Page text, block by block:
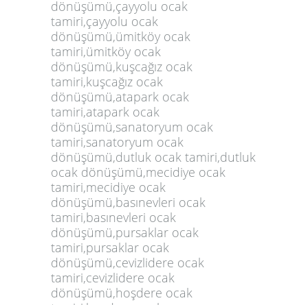
dönüşümü,çayyolu ocak
tamiri,çayyolu ocak
dönüşümü,ümitköy ocak
tamiri,ümitköy ocak
dönüşümü,kuşcağız ocak
tamiri,kuşcağız ocak
dönüşümü,atapark ocak
tamiri,atapark ocak
dönüşümü,sanatoryum ocak
tamiri,sanatoryum ocak
dönüşümü,dutluk ocak tamiri,dutluk
ocak dönüşümü,mecidiye ocak
tamiri,mecidiye ocak
dönüşümü,basınevleri ocak
tamiri,basınevleri ocak
dönüşümü,pursaklar ocak
tamiri,pursaklar ocak
dönüşümü,cevizlidere ocak
tamiri,cevizlidere ocak
dönüşümü,hoşdere ocak